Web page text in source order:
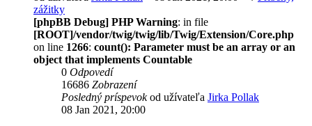
zážitky
[phpBB Debug] PHP Warning: in file
[ROOT]/vendor/twig/twig/lib/Twig/Extension/Core.php
on line 1266: count(): Parameter must be an array or an
object that implements Countable
0 Odpovedí
16686 Zobrazení
Posledný príspevokod užívateľa Jirka Pollak
08 Jan 2021, 20:00